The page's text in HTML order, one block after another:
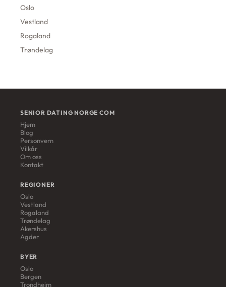
Oslo
Vestland
Rogaland
Trøndelag
SENIOR DATING NORGE COM
Hjem
Blog
Personvern
Vilkår
Om oss
Kontakt
REGIONER
Oslo
Vestland
Rogaland
Trøndelag
Akershus
Agder
BYER
Oslo
Bergen
Trondheim